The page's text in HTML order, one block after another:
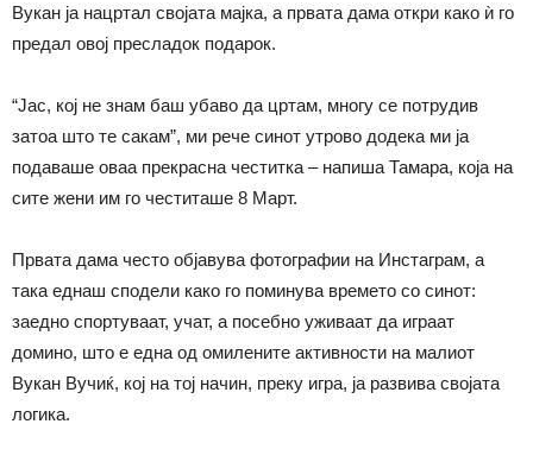
Вукан ја нацртал својата мајка, а првата дама откри како ѝ го
предал овој пресладок подарок.
“Јас, кој не знам баш убаво да цртам, многу се потрудив
затоа што те сакам”, ми рече синот утрово додека ми ја
подаваше оваа прекрасна честитка – напиша Тамара, која на
сите жени им го честиташе 8 Март.
Првата дама често објавува фотографии на Инстаграм, а
така еднаш сподели како го поминува времето со синот:
заедно спортуваат, учат, а посебно уживаат да играат
домино, што е една од омилените активности на малиот
Вукан Вучиќ, кој на тој начин, преку игра, ја развива својата
логика.